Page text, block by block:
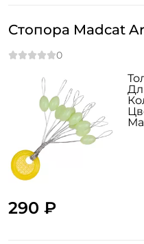
Стопора Madcat
290 ₽